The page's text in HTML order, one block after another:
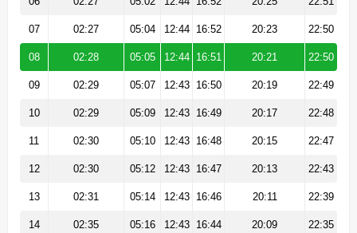
07 02:27 05:04 12:44 16:52 20:23 22:50
08 02:28 05:05 12:44 16:51 20:21 22:50
09 02:29 05:07 12:43 16:50 20:19 22:49
10 02:29 05:09 12:43 16:49 20:17 22:48
11 02:30 05:10 12:43 16:48 20:15 22:47
12 02:30 05:12 12:43 16:47 20:13 22:43
13 02:31 05:14 12:43 16:46 20:11 22:39
14 02:35 05:16 12:43 16:44 20:09 22:35